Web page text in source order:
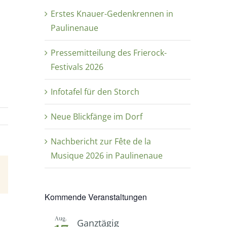
Erstes Knauer-Gedenkrennen in
Paulinenaue
Pressemitteilung des Frierock-
Festivals 2026
Infotafel für den Storch
Neue Blickfänge im Dorf
Nachbericht zur Fête de la
Musique 2026 in Paulinenaue
Kommende Veranstaltungen
Aug. Ganztägig